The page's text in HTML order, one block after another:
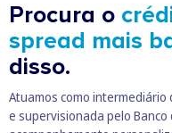
Procura o
spread mais
disso.
Atuamos como
e supervisionada pelo